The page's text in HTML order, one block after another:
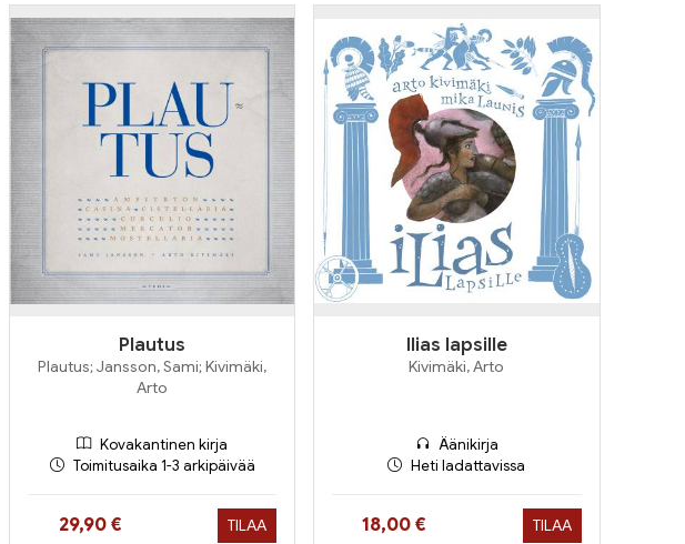
Plautus
Plautus; Jansson, Sami; Kivimäki,
Arto
Kovakantinen kirja
Toimitusaika 1-3 arkipäivää
Hinta nyt
29,90 € TILAA
Ilias lapsille
Kivimäki, Arto
Äänikirja
Heti ladattavissa
Hinta nyt
18,00 € TILAA